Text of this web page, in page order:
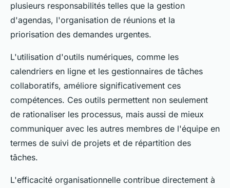
plusieurs responsabilités telles que la gestion
d'agendas, l'organisation de réunions et la
priorisation des demandes urgentes.
L'utilisation d'outils numériques, comme les
calendriers en ligne et les gestionnaires de tâches
collaboratifs, améliore significativement ces
compétences. Ces outils permettent non seulement
de rationaliser les processus, mais aussi de mieux
communiquer avec les autres membres de l'équipe en
termes de suivi de projets et de répartition des
tâches.
L'efficacité organisationnelle contribue directement à